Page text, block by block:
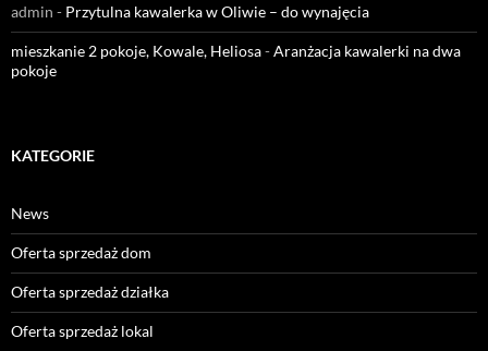
admin - Przytulna kawalerka w Oliwie – do wynajęcia
mieszkanie 2 pokoje, Kowale, Heliosa-Aranżacja kawalerki na dwa
pokoje
KATEGORIE
News
Oferta sprzedaż dom
Oferta sprzedaż działka
Oferta sprzedaż lokal